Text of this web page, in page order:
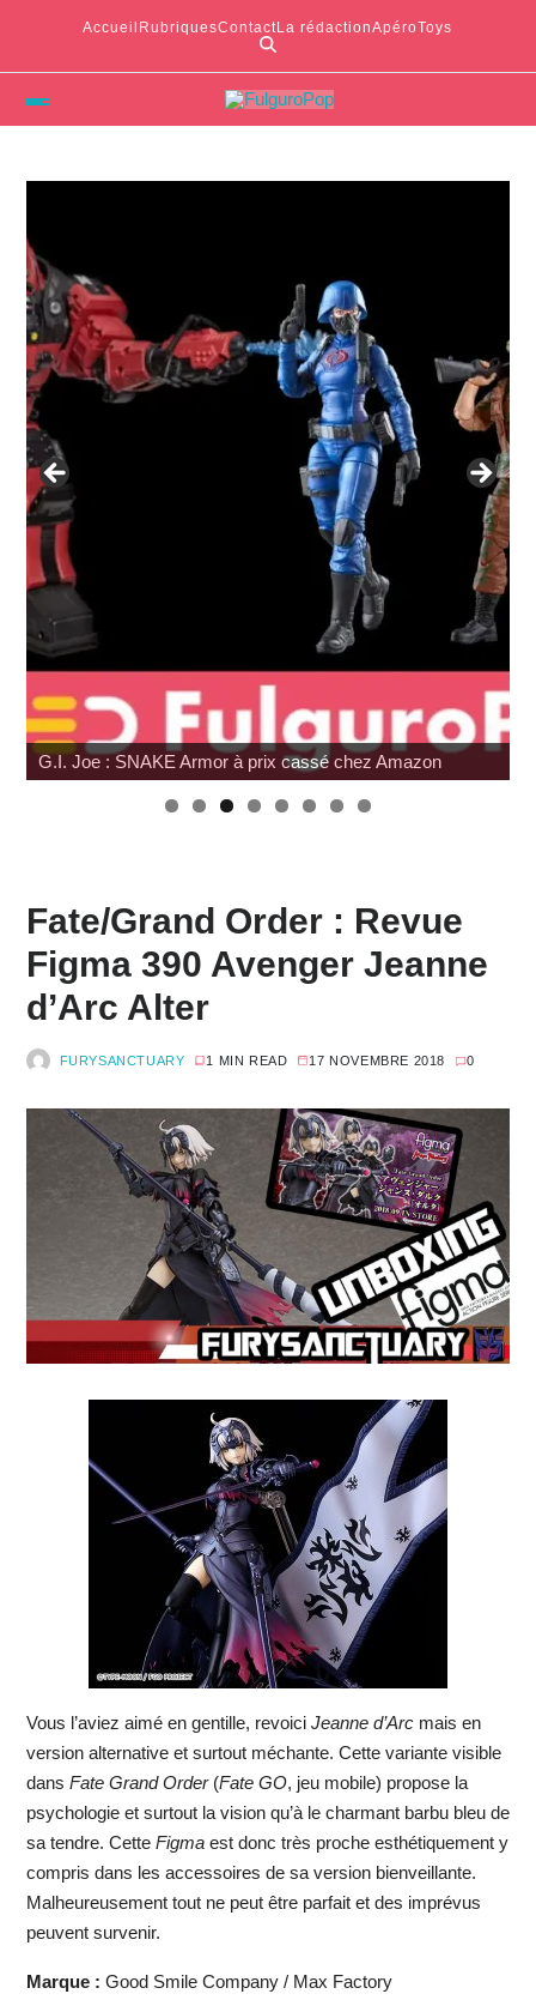
Accueil RubriquesContactLa rédactionApéroToys
G.I. Joe : SNAKE Armor à prix cassé chez Amazon
Fate/Grand Order : Revue
Figma 390 Avenger Jeanne
d’Arc Alter
FURYSANCTUARY 1 MIN READ 17 NOVEMBRE 2018 0
Vous l’aviez aimé en gentille, revoici Jeanne d’Arcmais en
version alternative et surtout méchante. Cette variante visible
dans Fate Grand Order(Fate GO, jeu mobile) propose la
psychologie et surtout la vision qu’à le charmant barbu bleu de
sa tendre. Cette Figmaest donc très proche esthétiquement y
compris dans les accessoires de sa version bienveillante.
Malheureusement tout ne peut être parfait et des imprévus
peuvent survenir.
Marque : Good Smile Company / Max Factory